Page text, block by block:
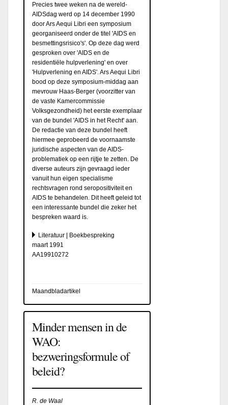
Precies twee weken na de wereld-
AIDSdag werd op 14 december 1990
door Ars Aequi Libri een symposium
georganiseerd onder de titel 'AIDS en
besmettingsrisico's'. Op deze dag werd
gesproken over 'AIDS en de
residentiële hulpverlening' en over
'Hulpverlening en AIDS'. Ars Aequi Libri
bood op deze symposium-middag aan
mevrouw Haas-Berger (voorzitter van
de vaste Kamercommissie
Volksgezondheid) het eerste exemplaar
van de bundel 'AIDS in het Recht' aan.
De redactie van deze bundel heeft
hiermee geprobeerd de voornaamste
juridische aspecten van de AIDS-
problematiek op een rijtje te zetten. De
diverse auteurs zijn gevraagd ieder
vanuit hun eigen specialisme
rechtsvragen rond seropositiviteit en
AIDS te behandelen. Dit heeft geleid tot
een interessante bundel die zeker het
bespreken waard is.
Literatuur | Boekbespreking
maart 1991
AA19910272
Maandbladartikel
Minder mensen in de
WAO:
bezweringsformule of
beleid?
R. de Waal